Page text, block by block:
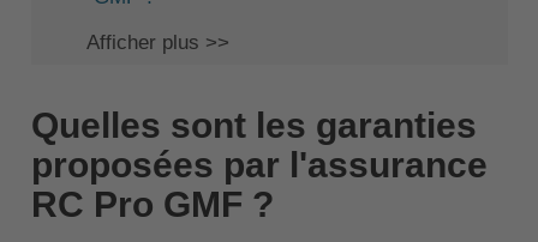
Afficher plus >>
Quelles sont les garanties
proposées par l'assurance
RC Pro GMF ?